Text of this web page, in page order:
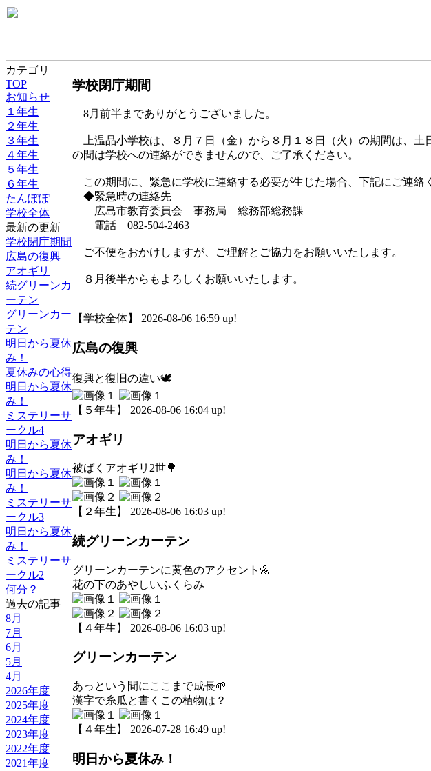
カテゴリ
TOP
お知らせ
１年生
２年生
３年生
４年生
５年生
６年生
たんぽぽ
学校全体
最新の更新
学校閉庁期間
広島の復興
アオギリ
続グリーンカ
ーテン
グリーンカー
テン
明日から夏休
み！
夏休みの心得
明日から夏休
み！
ミステリーサ
ークル4
明日から夏休
み！
明日から夏休
み！
ミステリーサ
ークル3
明日から夏休
み！
ミステリーサ
ークル2
何分？
過去の記事
8月
7月
6月
5月
4月
2026年度
2025年度
2024年度
2023年度
2022年度
2021年度
学校閉庁期間
8月前半までありがとうございました。
上温品小学校は、８月７日（金）から８月１８日（火）の期間は、土
の間は学校への連絡ができませんので、ご了承ください。
この期間に、緊急に学校に連絡する必要が生じた場合、下記にご連絡
◆緊急時の連絡先
広島市教育委員会 事務局 総務部総務課
電話 082-504-2463
ご不便をおかけしますが、ご理解とご協力をお願いいたします。
８月後半からもよろしくお願いいたします。
【学校全体】 2026-08-06 16:59 up!
広島の復興
復興と復旧の違い🕊️
【５年生】 2026-08-06 16:04 up!
アオギリ
被ばくアオギリ2世🌳
【２年生】 2026-08-06 16:03 up!
続グリーンカーテン
グリーンカーテンに黄色のアクセント🌼
花の下のあやしいふくらみ
【４年生】 2026-08-06 16:03 up!
グリーンカーテン
あっという間にここまで成長🌱
漢字で糸瓜と書くこの植物は？
【４年生】 2026-07-28 16:49 up!
明日から夏休み！